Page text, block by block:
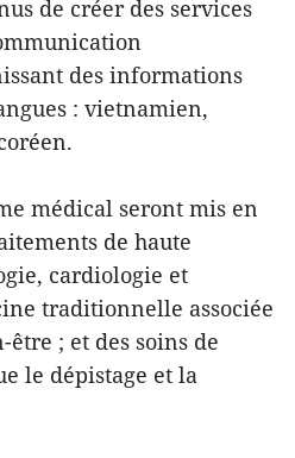
de créer des services
des informations
: vietnamien,
médical seront mis en
de haute
cardiologie et
traditionnelle associée
être ; et des soins de
le dépistage et la